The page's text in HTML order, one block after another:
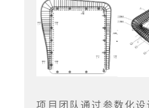
项目团队通过参数化